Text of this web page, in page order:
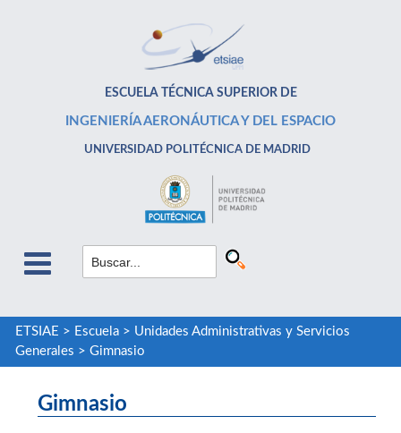
ESCUELA TÉCNICA SUPERIOR DE
INGENIERÍA AERONÁUTICA Y DEL ESPACIO
UNIVERSIDAD POLITÉCNICA DE MADRID
ETSIAE > Escuela> Unidades Administrativas y Servicios
Generales > Gimnasio
Gimnasio